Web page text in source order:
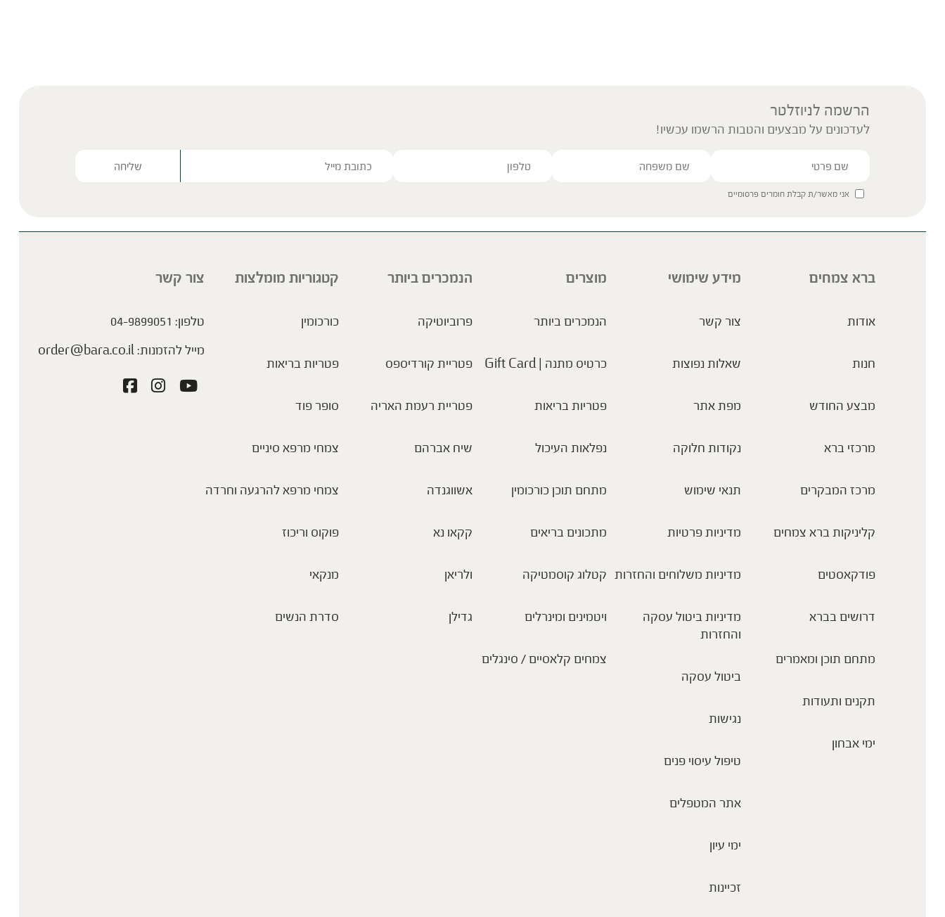
הרשמה לניוזלטר
לעדכונים על מבצעים והטבות הרשמו עכשיו!
אני מאשר/ת קבלת חומרים פרסומיים
ברא צמחים
אודות
חנות
מבצע החודש
מרכזי ברא
מרכז המבקרים
קליניקות ברא צמחים
פודקאסטים
דרושים בברא
מתחם תוכן ומאמרים
תקנים ותעודות
ימי אבחון
מידע שימושי
צור קשר
שאלות נפוצות
מפת אתר
נקודות חלוקה
תנאי שימוש
מדיניות פרטיות
מדיניות משלוחים והחזרות
מדיניות ביטול עסקה
והחזרות
ביטול עסקה
נגישות
טיפול עיסוי פנים
אתר המטפלים
ימי עיון
זכיינות
מוצרים
הנמכרים ביותר
כרטיס מתנה | Gift Card
פטריות בריאות
נפלאות העיכול
מתחם תוכן כורכומין
מתכונים בריאים
קטלוג קוסמטיקה
ויטמינים ומינרלים
צמחים קלאסיים / סינגלים
הנמכרים ביותר
פרוביוטיקה
פטריית קורדיספס
פטריית רעמת האריה
שיח אברהם
אשווגנדה
קקאו נא
ולריאן
גדילן
קטגוריות מומלצות
כורכומין
פטריות בריאות
סופר פוד
צמחי מרפא סיניים
צמחי מרפא להרגעה וחרדה
פוקוס וריכוז
מנקאי
סדרת הנשים
צור קשר
טלפון: 04-9899051
מייל להזמנות:order@bara.co.il